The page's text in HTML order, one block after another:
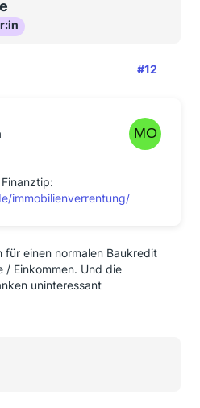
#12
immobilienverrentung/
einen normalen Baukredit
/ Einkommen. Und die
uninteressant